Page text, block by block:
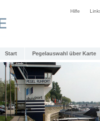
Hilfe
Start Pegelauswahl über Karte